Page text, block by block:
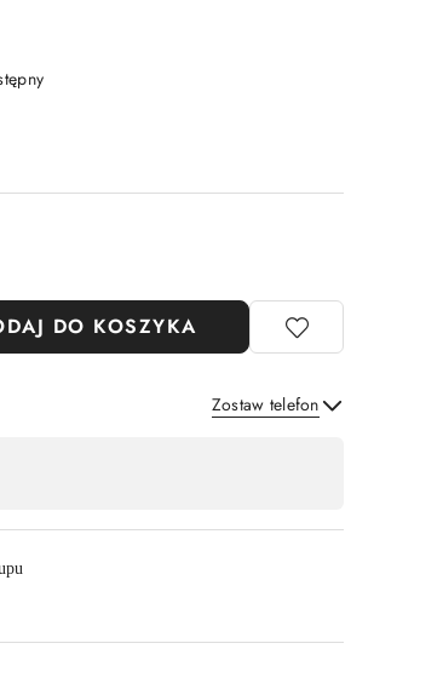
DO KOSZYKA
Zostaw telefon